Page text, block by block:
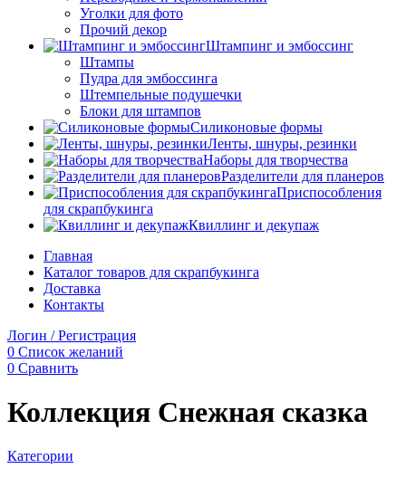
Уголки для фото
Прочий декор
Штампинг и эмбоссинг
Штампы
Пудра для эмбоссинга
Штемпельные подушечки
Блоки для штампов
Силиконовые формы
Ленты, шнуры, резинки
Наборы для творчества
Разделители для планеров
Приспособления
для скрапбукинга
Квиллинг и декупаж
Главная
Каталог товаров для скрапбукинга
Доставка
Контакты
Логин / Регистрация
0 Список желаний
0 Сравнить
Коллекция Снежная сказка
Категории